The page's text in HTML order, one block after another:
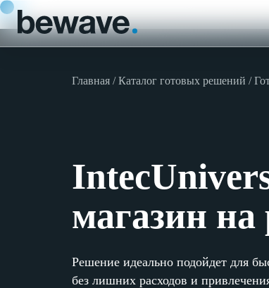
Главная Каталог готовых решений
магазин
Решение идеально подойдет для
без лишних расходов и